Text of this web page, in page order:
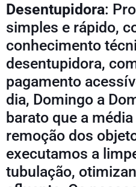
Desentupidora:
simples e rápido,
conhecimento
desentupidora,
pagamento
dia, Domingo a
barato que a
remoção dos
executamos a
tubulação,